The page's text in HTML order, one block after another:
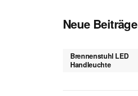
Neue Beiträge
Brennenstuhl LED
Handleuchte